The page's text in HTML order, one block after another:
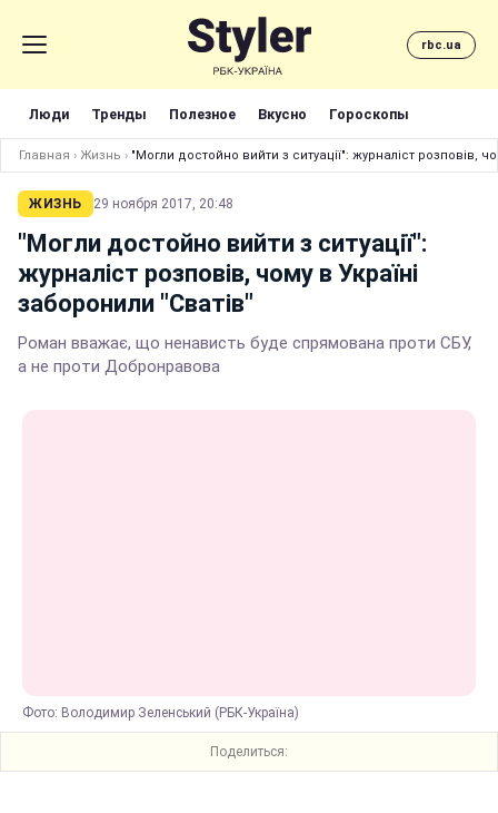
rbc.ua
Люди Тренды Полезное Вкусно Гороскопы
Главная › Жизнь › "Могли достойно вийти з ситуації": журналіст розповів,
ЖИЗНЬ 29 ноября 2017, 20:48
"Могли достойно вийти з ситуації":
журналіст розповів, чому в Україні
заборонили "Сватів"
Роман вважає, що ненависть буде спрямована проти СБУ,
а не проти Добронравова
Фото: Володимир Зеленський (РБК-Україна)
Поделиться: